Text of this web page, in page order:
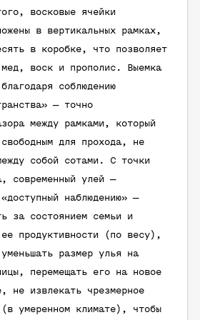
восковые ячейки
в вертикальных рамках,
в коробке, что позволяет
мед, воск и прополис. Выемка
соблюдению
— точно
между рамками, который
для прохода, не
собой сотами. С точки
современный улей —
наблюдению» —
за состоянием семьи и
продуктивности (по весу),
размер улья на
перемещать его на новое
не извлекать чрезмерное
(в умеренном климате), чтобы